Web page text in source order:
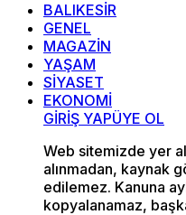
BALIKESİR
GENEL
MAGAZİN
YAŞAM
SİYASET
EKONOMİ
GİRİŞ YAPÜYE OL
Web sitemizde yer
alınmadan, kaynak
edilemez. Kanuna
kopyalanamaz,